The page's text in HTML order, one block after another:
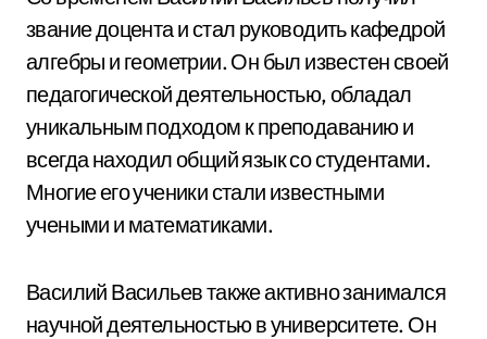
звание доцента и стал руководить кафедрой
алгебры и геометрии. Он был известен своей
педагогической деятельностью, обладал
уникальным подходом к преподаванию и
всегда находил общий язык со студентами.
Многие его ученики стали известными
учеными и математиками.
Василий Васильев также активно занимался
научной деятельностью в университете. Он